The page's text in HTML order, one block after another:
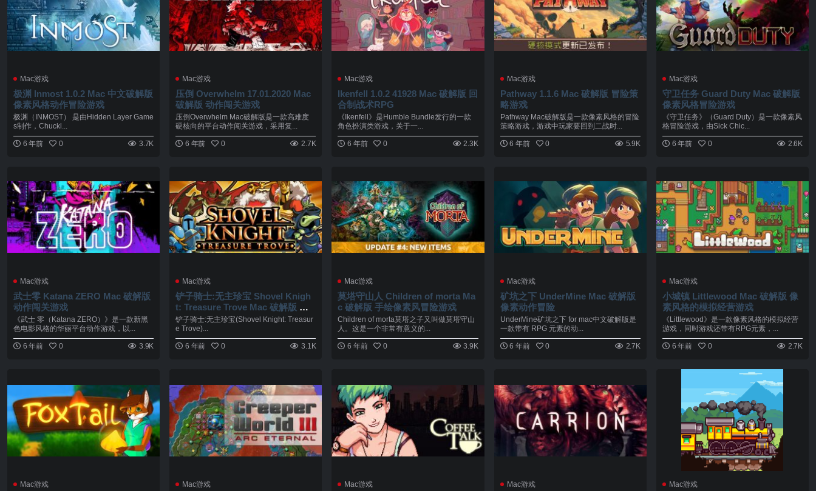
Mac游戏
极渊 Inmost 1.0.2 Mac 中文破解版
像素风格动作冒险游戏
极渊（INMOST） 是由Hidden Layer Game
s制作，Chuckl...
6 年前 0 3.7K
Mac游戏
压倒 Overwhelm 17.01.2020 Mac
破解版 动作闯关游戏
压倒Overwhelm Mac破解版是一款高难度
硬核向的平台动作闯关游戏，采用复...
6 年前 0 2.7K
Mac游戏
Ikenfell 1.0.2 41928 Mac 破解版 回
合制战术RPG
《Ikenfell》是Humble Bundle发行的一款
角色扮演类游戏，关于一...
6 年前 0 2.3K
Mac游戏
Pathway 1.1.6 Mac 破解版 冒险策
略游戏
Pathway Mac破解版是一款像素风格的冒险
策略游戏，游戏中玩家要回到二战时...
6 年前 0 5.9K
Mac游戏
守卫任务 Guard Duty Mac 破解版
像素风格冒险游戏
《守卫任务》（Guard Duty）是一款像素风
格冒险游戏，由Sick Chic...
6 年前 0 2.6K
Mac游戏
武士零 Katana ZERO Mac 破解版
动作闯关游戏
《武士 零（Katana ZERO）》是一款新黑
色电影风格的华丽平台动作游戏，以...
6 年前 0 3.9K
Mac游戏
铲子骑士:无主珍宝 Shovel Knigh
t: Treasure Trove Mac 破解版 复
古像素风格横版动作冒险游戏
铲子骑士:无主珍宝(Shovel Knight: Treasur
e Trove)...
6 年前 0 3.1K
Mac游戏
莫塔守山人 Children of morta Ma
c 破解版 手绘像素风冒险游戏
Children of morta莫塔之子又叫做莫塔守山
人。这是一个非常有意义的...
6 年前 0 3.9K
Mac游戏
矿坑之下 UnderMine Mac 破解版
像素动作冒险
UnderMine矿坑之下 for mac中文破解版是
一款带有 RPG 元素的动...
6 年前 0 2.7K
Mac游戏
小城镇 Littlewood Mac 破解版 像
素风格的模拟经营游戏
《Littlewood》是一款像素风格的模拟经营
游戏，同时游戏还带有RPG元素，...
6 年前 0 2.7K
Mac游戏 Mac游戏 Mac游戏 Mac游戏 Mac游戏